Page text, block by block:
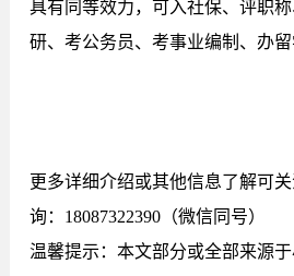
具有同等效力，可入社保、评职
研、考公务员、考事业编制、办留
更多详细介绍或其他信息了解可
询：18087322390（微信同号）
温馨提示：本文部分或全部来源